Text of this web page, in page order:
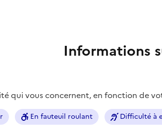
Informations
qui vous concernent, en fonction de
En fauteuil roulant Difficulté à